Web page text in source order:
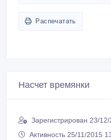
Распечатать
Насчет времянки
Зарегистрирован 23/
Активность 25/11/2015